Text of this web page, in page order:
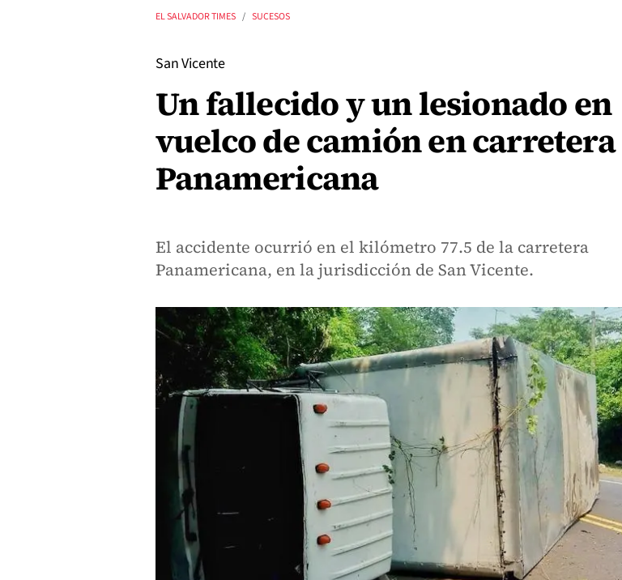
EL SALVADOR TIMES SUCESOS
San Vicente
Un fallecido y un lesionado en
vuelco de camión en carretera
Panamericana
El accidente ocurrió en el kilómetro 77.5 de la carretera
Panamericana, en la jurisdicción de San Vicente.